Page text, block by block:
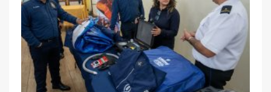
I+D
PIB minero impacta el
crecimiento regional: Banco
Central reporta resultados
dispares en el primer
trimestre